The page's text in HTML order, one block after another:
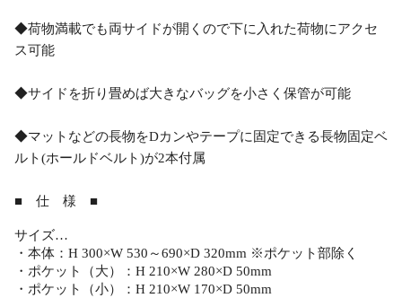
◆荷物満載でも両サイドが開くので下に入れた荷物にアクセ
ス可能
◆サイドを折り畳めば大きなバッグを小さく保管が可能
◆マットなどの長物をDカンやテープに固定できる長物固定ベ
ルト(ホールドベルト)が2本付属
■ 仕 様 ■
サイズ…
・本体：H 300×W 530～690×D 320mm ※ポケット部除く
・ポケット（大）：H 210×W 280×D 50mm
・ポケット（小）：H 210×W 170×D 50mm